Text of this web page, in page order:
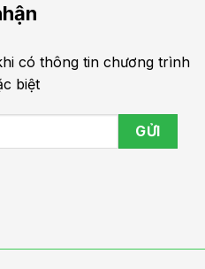
có thông tin chương trình
biệt